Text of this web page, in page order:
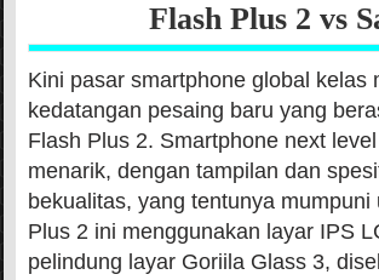
Flash Plus 2 vs
Kini pasar smartphone global kelas
kedatangan pesaing baru yang
Flash Plus 2. Smartphone next
menarik, dengan tampilan dan
bekualitas, yang tentunya
Plus 2 ini menggunakan layar IPS
pelindung layar Goriila Glass 3,